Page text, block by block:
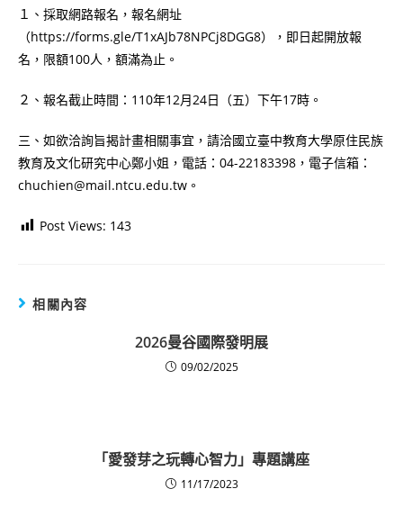
１、採取網路報名，報名網址
（https://forms.gle/T1xAJb78NPCj8DGG8），即日起開放報
名，限額100人，額滿為止。
２、報名截止時間：110年12月24日（五）下午17時。
三、如欲洽詢旨揭計畫相關事宜，請洽國立臺中教育大學原住民族
教育及文化研究中心鄭小姐，電話：04-22183398，電子信箱：
chuchien@mail.ntcu.edu.tw。
Post Views: 143
相關內容
2026曼谷國際發明展
09/02/2025
「愛發芽之玩轉心智力」專題講座
11/17/2023